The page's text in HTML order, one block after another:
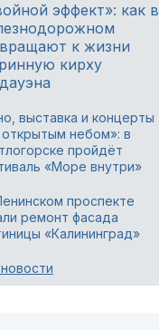
эффект»: как в
к жизни
кирху
выставка и концерты
небом»: в
пройдёт
«Море внутри»
проспекте
ремонт фасада
«Калининград»